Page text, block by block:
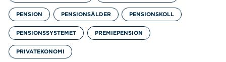
PENSION PENSIONSÅLDER PENSIONSKOLL
PENSIONSSYSTEMET PREMIEPENSION
PRIVATEKONOMI